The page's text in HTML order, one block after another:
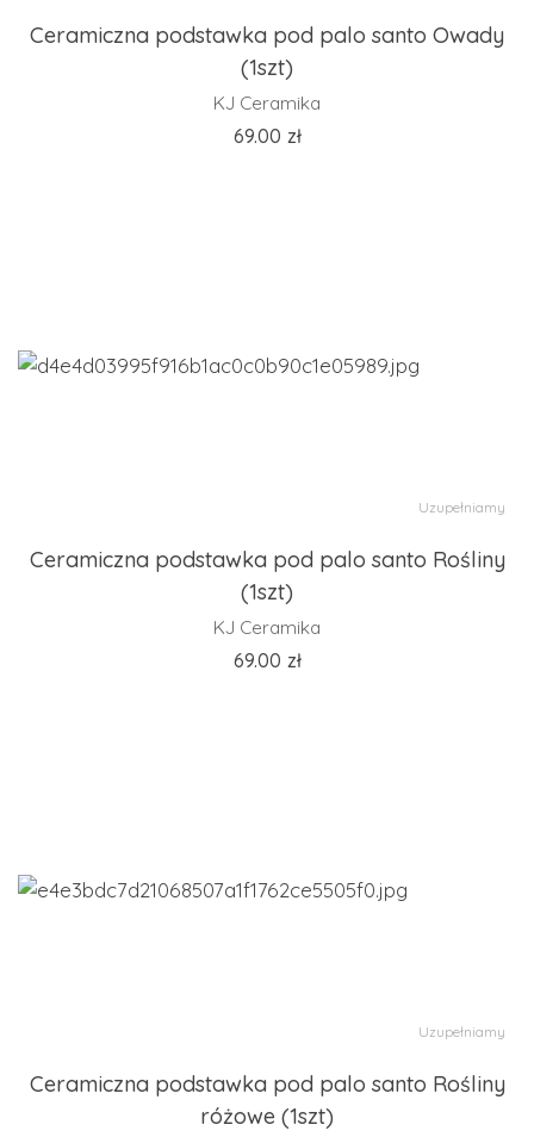
Ceramiczna podstawka pod palo santo Owady
(1szt)
KJ Ceramika
69.00 zł
Uzupełniamy
Ceramiczna podstawka pod palo santo Rośliny
(1szt)
KJ Ceramika
69.00 zł
Uzupełniamy
Ceramiczna podstawka pod palo santo Rośliny
różowe (1szt)